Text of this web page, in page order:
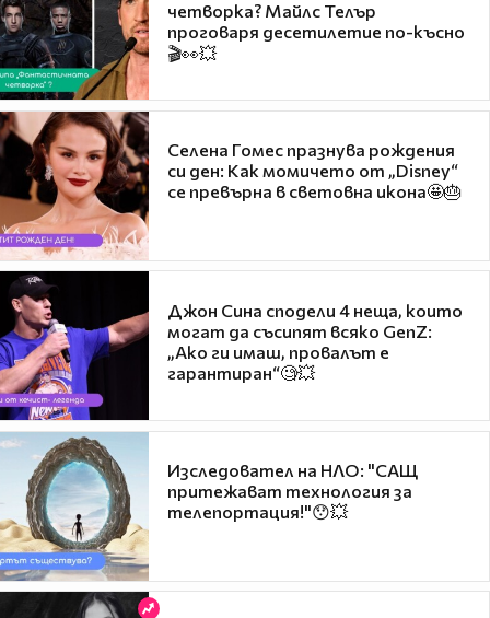
четворка? Майлс Телър
проговаря десетилетие по-късно
🎬👀💥
Селена Гомес празнува рождения
си ден: Как момичето от „Disney“
се превърна в световна икона🤩🎂
Джон Сина сподели 4 неща, които
могат да съсипят всяко GenZ:
„Ако ги имаш, провалът е
гарантиран“🧐💥
Изследовател на НЛО: "САЩ
притежават технология за
телепортация!"😯💥